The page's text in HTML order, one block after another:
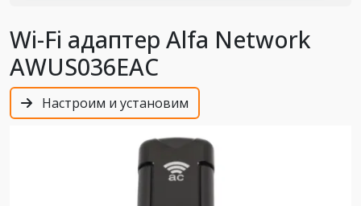
Wi-Fi адаптер Alfa Network
AWUS036EAC
Настроим и установим